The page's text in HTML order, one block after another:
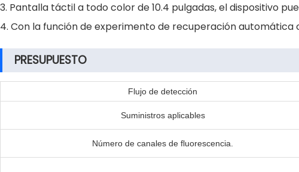
3. Pantalla táctil a todo color de 10.4 pulgadas, el dispositivo
4. Con la función de experimento de recuperación automática
PRESUPUESTO
Flujo de detección
Suministros aplicables
Número de canales de fluorescencia.